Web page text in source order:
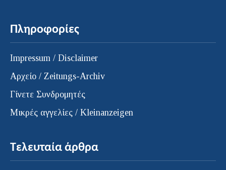
Πληροφορίες
Impressum / Disclaimer
Αρχείο / Zeitungs-Archiv
Γίνετε Συνδρομητές
Μικρές αγγελίες / Kleinanzeigen
Τελευταία άρθρα